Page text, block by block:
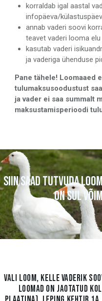
korraldab igal aastal
infopäeva/
annab vaderi soovi
teavet vaderi looma elu
kasutab vaderi
ja vaderiga ühenduse
Pane tähele! Loomaaed
tulumaksusoodustust
ja vader ei saa summalt
maksustamisperioodi
SIIN SAAD TUTVUDA
ON SUL
VALI LOOM, KELLE VADERIK
LOOMAD ON JAOTATUD